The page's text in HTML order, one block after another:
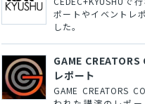
ポートやイベントレ
した。
GAME CREATORS
レポート
GAME CREATORS